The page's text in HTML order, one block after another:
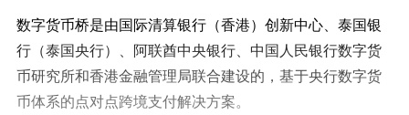
数字货币桥是由国际清算银行（香港）创新中心、泰国银
行（泰国央行）、阿联酋中央银行、中国人民银行数字货
币研究所和香港金融管理局联合建设的，基于央行数字货
币体系的点对点跨境支付解决方案。